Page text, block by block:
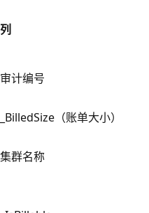
列
审计编号
_BilledSize（账单大小）
集群名称